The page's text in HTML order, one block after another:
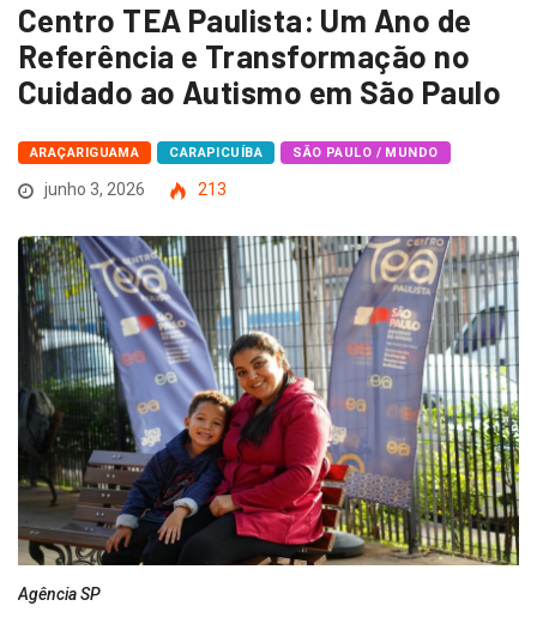
Centro TEA Paulista: Um Ano de
Referência e Transformação no
Cuidado ao Autismo em São Paulo
ARAÇARIGUAMA CARAPICUÍBA SÃO PAULO / MUNDO
junho 3, 2026 213
Agência SP